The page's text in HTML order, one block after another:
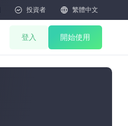
 投資者  繁體中文
登入 開始使用